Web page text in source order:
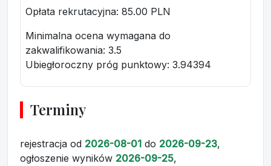
Opłata rekrutacyjna: 85.00 PLN
Minimalna ocena wymagana do
zakwalifikowania: 3.5
Ubiegłoroczny próg punktowy: 3.94394
Terminy
rejestracja od 2026-08-01 do 2026-09-23,
ogłoszenie wyników 2026-09-25,